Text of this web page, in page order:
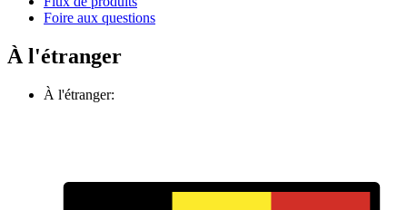
Foire aux questions
À l'étranger
À l'étranger: